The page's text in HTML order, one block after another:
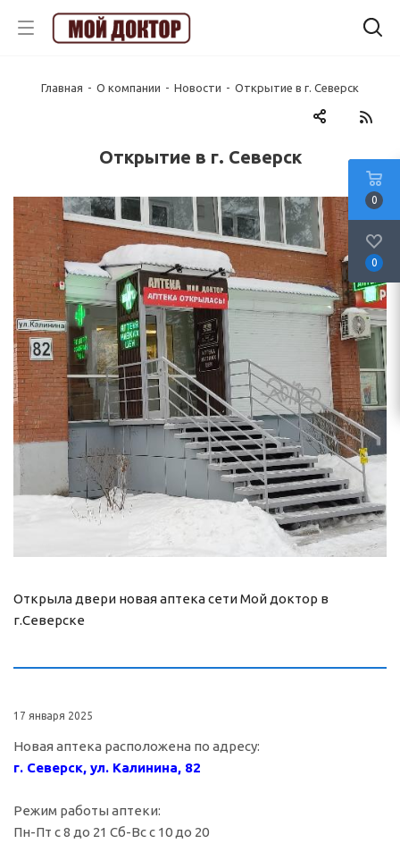
Главная - О компании - Новости - Открытие в г. Северск
Открытие в г. Северск
Открыла двери новая аптека сети Мой доктор в
г.Северске
17 января 2025
Новая аптека расположена по адресу:
г. Северск, ул. Калинина, 82
Режим работы аптеки:
Пн-Пт с 8 до 21 Сб-Вс с 10 до 20
0
0